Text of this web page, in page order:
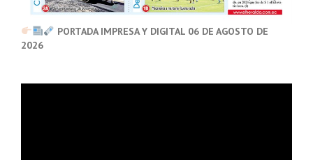
PORTADA IMPRESA Y DIGITAL 06 DE AGOSTO DE
2026